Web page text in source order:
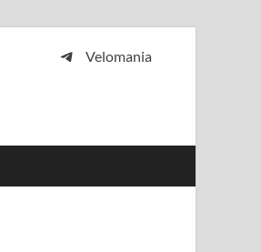
Velomania